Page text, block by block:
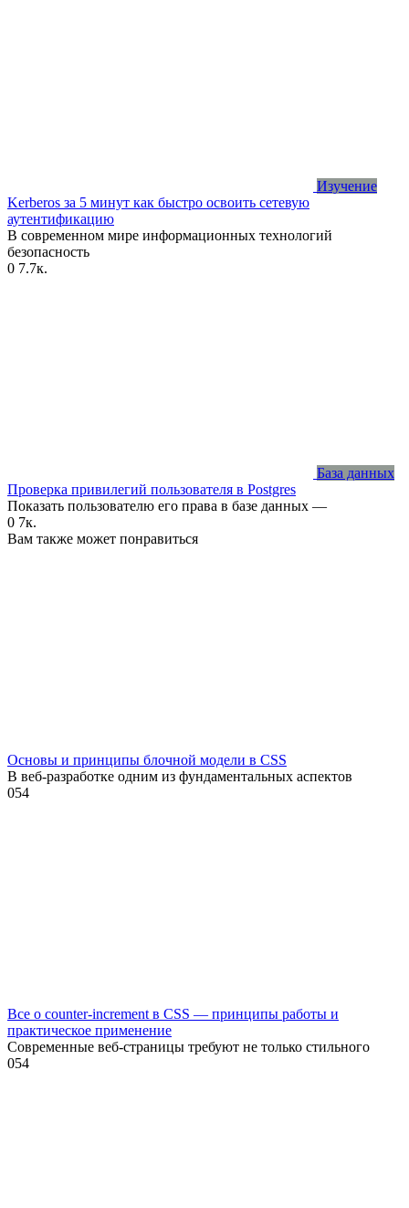
Изучение
Kerberos за 5 минут как быстро освоить сетевую
аутентификацию
В современном мире информационных технологий
безопасность
0 7.7к.
База данных
Проверка привилегий пользователя в Postgres
Показать пользователю его права в базе данных —
0 7к.
Вам также может понравиться
Основы и принципы блочной модели в CSS
В веб-разработке одним из фундаментальных аспектов
054
Все о counter-increment в CSS — принципы работы и
практическое применение
Современные веб-страницы требуют не только стильного
054